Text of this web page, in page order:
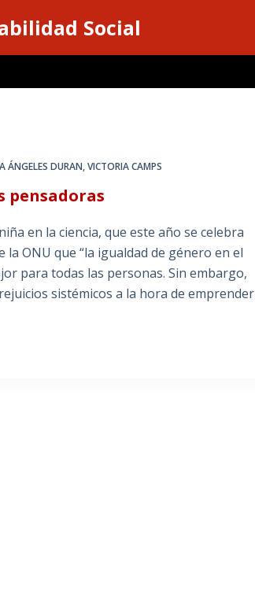
Social
ÁNGELES DURAN,VICTORIA CAMPS
pensadoras
en la ciencia, que este año se celebra
ONU que “la igualdad de género en el
para todas las personas. Sin embargo,
sistémicos a la hora de emprender